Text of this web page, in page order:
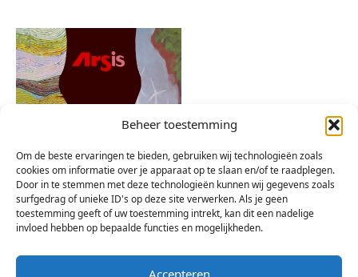
Beheer toestemming
Om de beste ervaringen te bieden, gebruiken wij technologieën zoals
cookies om informatie over je apparaat op te slaan en/of te raadplegen.
Door in te stemmen met deze technologieën kunnen wij gegevens zoals
surfgedrag of unieke ID's op deze site verwerken. Als je geen
toestemming geeft of uw toestemming intrekt, kan dit een nadelige
invloed hebben op bepaalde functies en mogelijkheden.
Accepteren